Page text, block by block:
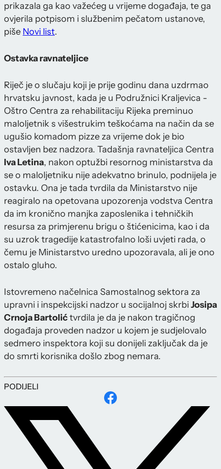
prikazala ga kao važećeg u vrijeme događaja, te ga
ovjerila potpisom i službenim pečatom ustanove,
piše Novi list.
Ostavka ravnateljice
Riječ je o slučaju koji je prije godinu dana uzdrmao
hrvatsku javnost, kada je u Podružnici Kraljevica -
Oštro Centra za rehabilitaciju Rijeka preminuo
maloljetnik s višestrukim teškoćama na način da se
ugušio komadom pizze za vrijeme dok je bio
ostavljen bez nadzora. Tadašnja ravnateljica Centra
Iva Letina, nakon optužbi resornog ministarstva da
se o maloljetniku nije adekvatno brinulo, podnijela je
ostavku. Ona je tada tvrdila da Ministarstvo nije
reagiralo na opetovana upozorenja vodstva Centra
da im kronično manjka zaposlenika i tehničkih
resursa za primjerenu brigu o štićenicima, kao i da
su uzrok tragedije katastrofalno loši uvjeti rada, o
čemu je Ministarstvo uredno upozoravala, ali je ono
ostalo gluho.
Istovremeno načelnica Samostalnog sektora za
upravni i inspekcijski nadzor u socijalnoj skrbi Josipa
Crnoja Bartolićtvrdila je da je nakon tragičnog
događaja proveden nadzor u kojem je sudjelovalo
sedmero inspektora koji su donijeli zaključak da je
do smrti korisnika došlo zbog nemara.
PODIJELI